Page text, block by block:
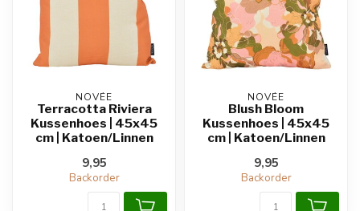
NOVÉE
Terracotta Riviera
Kussenhoes | 45x45
cm | Katoen/Linnen
9,95
Backorder
NOVÉE
Blush Bloom
Kussenhoes | 45x45
cm | Katoen/Linnen
9,95
Backorder